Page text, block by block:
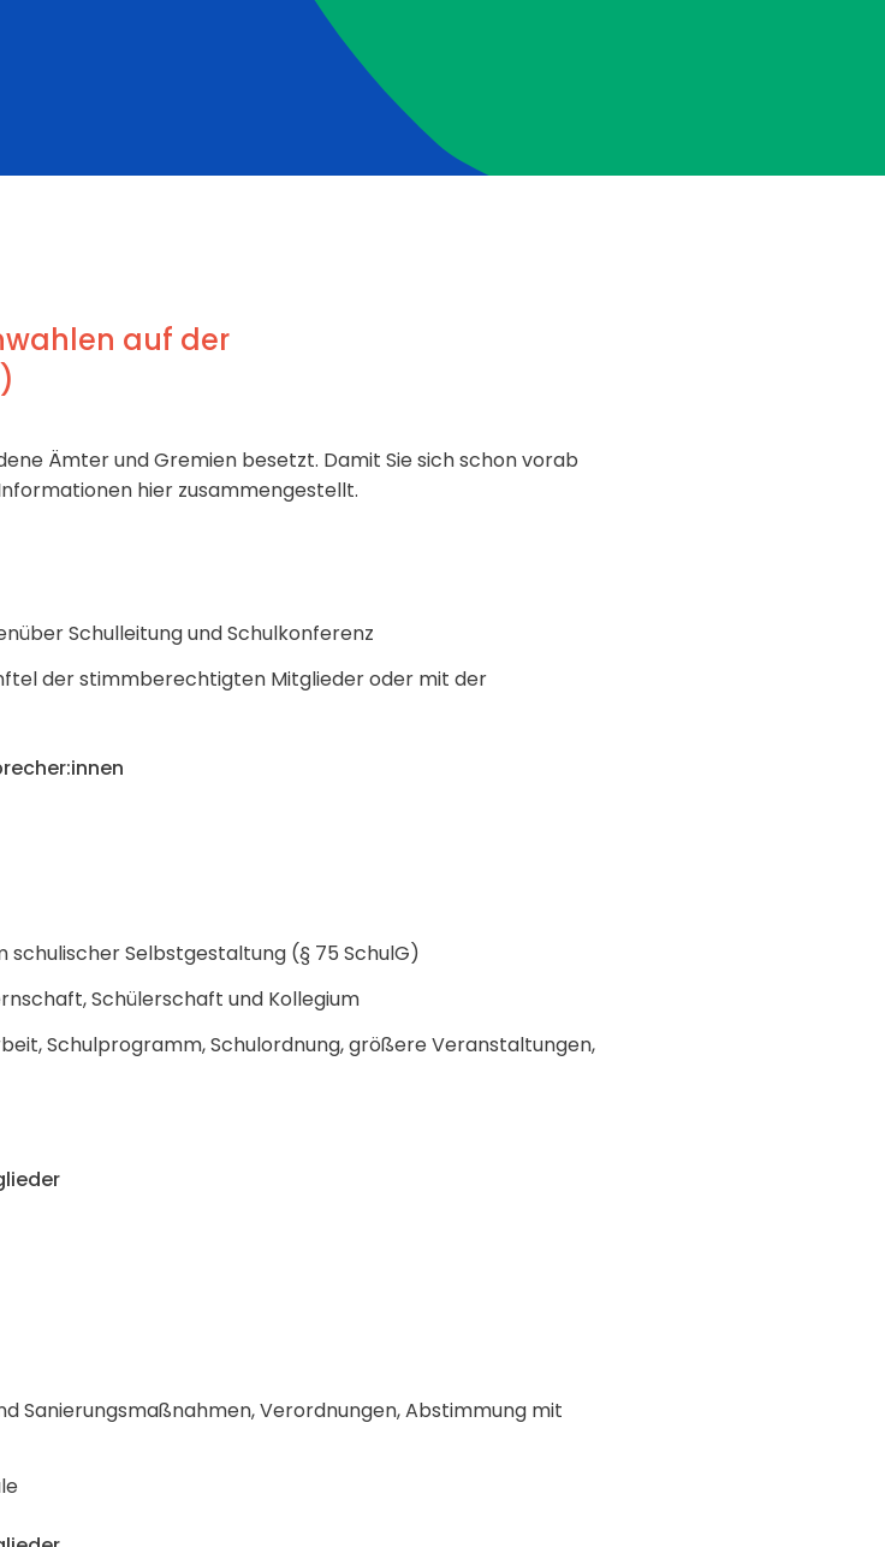
auf der
Ämter und Gremien besetzt. Damit Sie sich schon vorab
hier zusammengestellt.
Schulleitung und Schulkonferenz
der stimmberechtigten Mitglieder oder mit der
Selbstgestaltung (§ 75 SchulG)
Schülerschaft und Kollegium
Schulprogramm, Schulordnung, größere Veranstaltungen,
Sanierungsmaßnahmen, Verordnungen, Abstimmung mit